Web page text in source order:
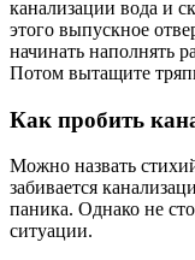
канализации вода и
этого выпускное
начинать наполнять
Потом вытащите
Как пробить
Можно назвать
забивается
паника. Однако не
ситуации.